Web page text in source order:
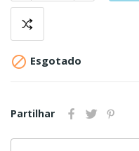
 Esgotado
Partilhar